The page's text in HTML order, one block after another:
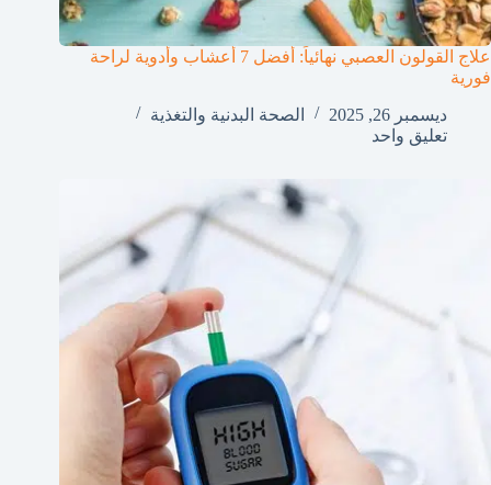
علاج القولون العصبي نهائياً: أفضل 7 أعشاب وأدوية لراحة
فورية
ديسمبر 26, 2025
الصحة البدنية والتغذية
تعليق واحد